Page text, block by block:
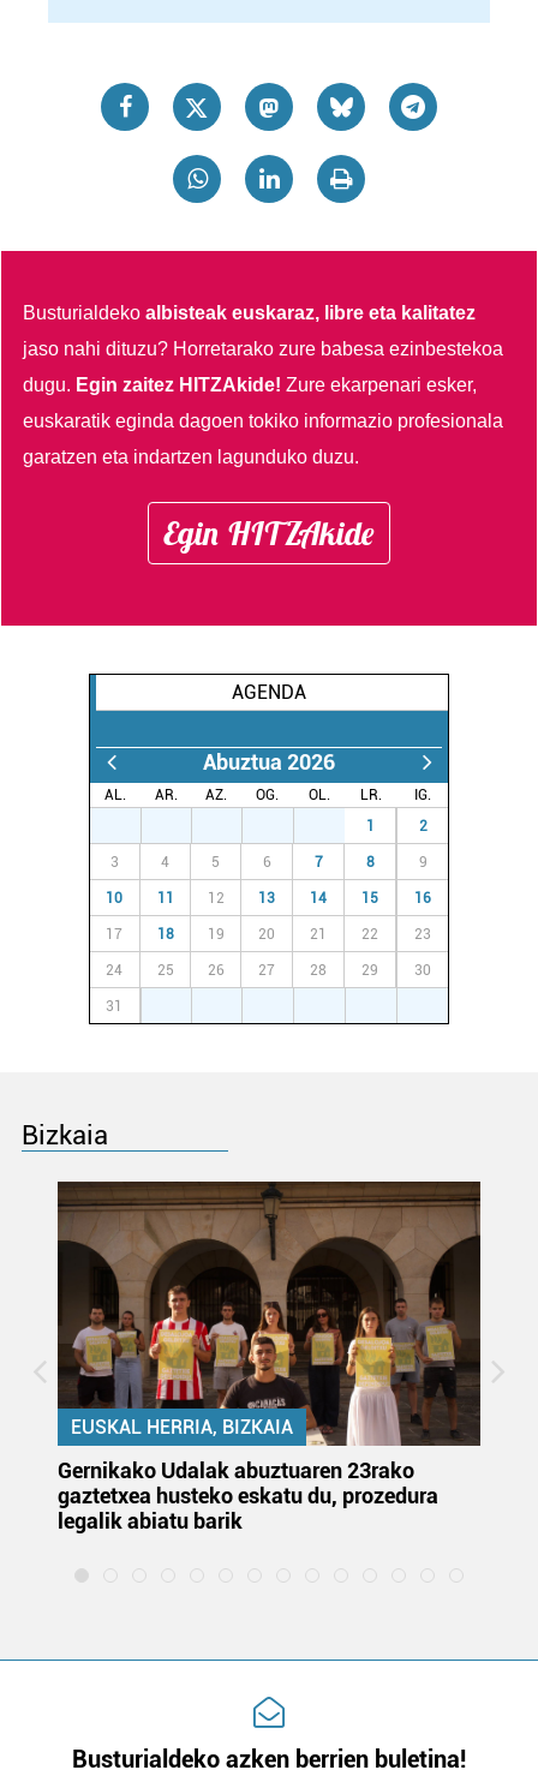
Busturialdekoalbisteak euskaraz, libre eta kalitatez
jaso nahi dituzu? Horretarako zure babesa ezinbestekoa
dugu. Egin zaitez HITZAkide!Zure ekarpenari esker,
euskaratik eginda dagoen tokiko informazio profesionala
garatzen eta indartzen lagunduko duzu.
Egin HITZAkide
AGENDA
Abuztua 2026
AL. AR. AZ. OG. OL. LR.
IG.
1 2
3 4 5 6 7 8 9
10 11 12 13 14 15 16
17 18 19 20 21 22 23
24 25 26 27 28 29 30
31
Bizkaia
EUSKAL HERRIA, BIZKAIA
Gernikako Udalak abuztuaren 23rako
gaztetxea husteko eskatu du, prozedura
legalik abiatu barik
Busturialdeko azken berrien buletina!